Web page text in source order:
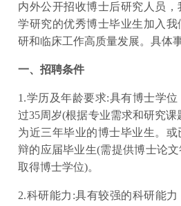
内外公开招收博士后研究人员
学研究的优秀博士毕业生加入
研和临床工作高质量发展。具体
一、招聘条件
1.学历及年龄要求:具有博士学
过35周岁(根据专业需求和研究
为近三年毕业的博士毕业生。
辩的应届毕业生(需提供博士论
取得博士学位)。
2.科研能力:具有较强的科研能